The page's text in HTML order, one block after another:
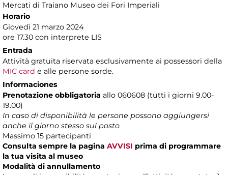
Mercati di Traiano Museo dei Fori Imperiali
Horario
Giovedì 21 marzo 2024
ore 17.30 con interprete LIS
Entrada
Attività gratuita riservata esclusivamente ai possessori della
MIC card e alle persone sorde.
Informaciones
Prenotazione obbligatoria allo 060608 (tutti i giorni 9.00-
19.00)
In caso di disponibilità le persone possono aggiungersi
anche il giorno stesso sul posto
Massimo 15 partecipanti
Consulta sempre la pagina AVVISI prima di programmare
la tua visita al museo
Modalità di annullamento